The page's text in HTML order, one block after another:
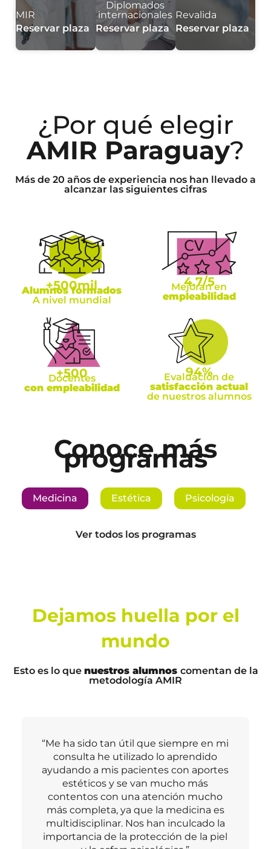
MIR
Reservar plaza
Diplomados
internacionales
Reservar plaza
Revalida
Reservar plaza
¿Por qué elegir
AMIR Paraguay?
Más de 20 años de experiencia nos han llevado a
alcanzar las siguientes cifras
+500mil
Alumnos formados
A nivel mundial
4.7/5
Mejoran en
empleabilidad
+500
Docentes
con empleabilidad
94%
Evaluación de
satisfacción actual
de nuestros alumnos
Conoce más
programas
Medicina Estética Psicología
Ver todos los programas
Dejamos huella por el
mundo
Esto es lo que nuestros alumnos comentan de la
metodología AMIR
“El MIR te exige ser constante y AMIR
pone a tu disposición todas las
herramientas para que sigas el camino.
Las clases fueron fundamentales para
resumir tanta materia.”
Ignacio Fernández